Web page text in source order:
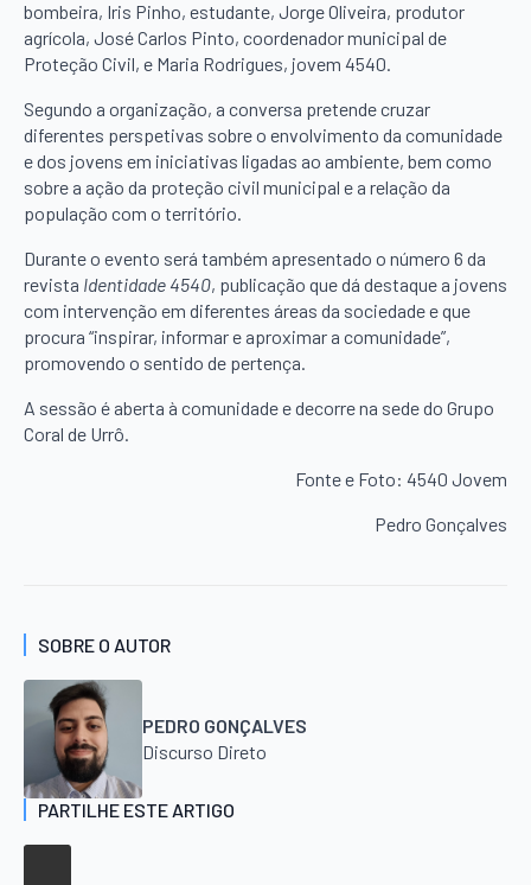
bombeira, Iris Pinho, estudante, Jorge Oliveira, produtor
agrícola, José Carlos Pinto, coordenador municipal de
Proteção Civil, e Maria Rodrigues, jovem 4540.
Segundo a organização, a conversa pretende cruzar
diferentes perspetivas sobre o envolvimento da comunidade
e dos jovens em iniciativas ligadas ao ambiente, bem como
sobre a ação da proteção civil municipal e a relação da
população com o território.
Durante o evento será também apresentado o número 6 da
revista Identidade 4540, publicação que dá destaque a jovens
com intervenção em diferentes áreas da sociedade e que
procura “inspirar, informar e aproximar a comunidade”,
promovendo o sentido de pertença.
A sessão é aberta à comunidade e decorre na sede do Grupo
Coral de Urrô.
Fonte e Foto: 4540 Jovem
Pedro Gonçalves
SOBRE O AUTOR
PEDRO GONÇALVES
Discurso Direto
PARTILHE ESTE ARTIGO